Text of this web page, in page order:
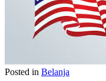
Posted in Belanja